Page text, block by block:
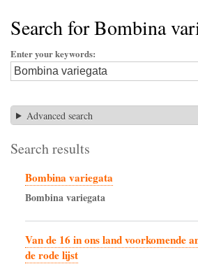
Search for Bombina
Enter your keywords
Advanced search
Search results
Bombina variegata
Bombinavariegata
Van de 16 in ons land voorkomende
de rode lijst